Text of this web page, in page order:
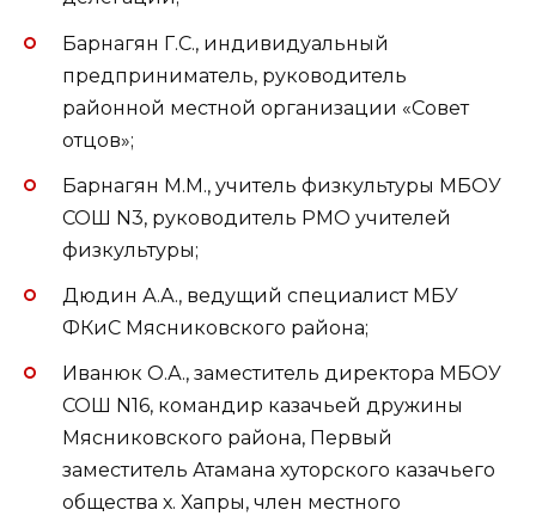
Барнагян Г.С., индивидуальный
предприниматель, руководитель
районной местной организации «Совет
отцов»;
Барнагян М.М., учитель физкультуры МБОУ
СОШ N3, руководитель РМО учителей
физкультуры;
Дюдин А.А., ведущий специалист МБУ
ФКиС Мясниковского района;
Иванюк О.А., заместитель директора МБОУ
СОШ N16, командир казачьей дружины
Мясниковского района, Первый
заместитель Атамана хуторского казачьего
общества х. Хапры, член местного